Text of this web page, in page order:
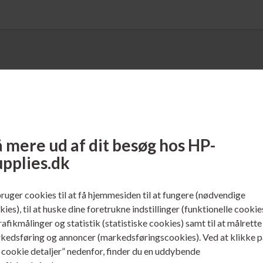
mere ud af dit besøg hos HP-
cookies til at få hjemmesiden til at fungere (nødvendige
til at huske dine foretrukne indstillinger (funktionelle
og statistik (statistiske cookies) samt til at målrette
og annoncer (markedsføringscookies). Ved at klikke
cookie detaljer” nedenfor, finder du en uddybende
231112
14A / CF214A LaserJet
Sort
Varenr. 231113
HP No. 14X / CF214X
Printerpatron Sort
Læs mere...